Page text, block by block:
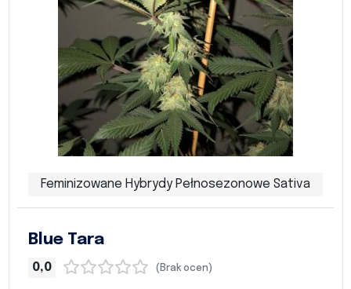
Feminizowane Hybrydy Pełnosezonowe Sativa
Blue Tara
0,0 (Brak ocen)